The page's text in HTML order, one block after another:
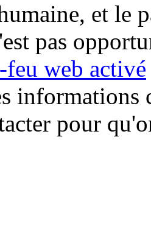
et le
pas
feu web activé
informations
pour